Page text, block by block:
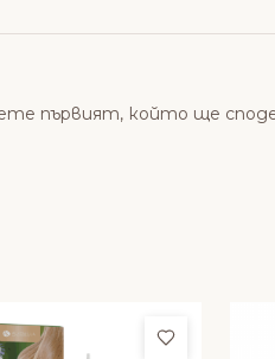
първият, който ще
Добави в